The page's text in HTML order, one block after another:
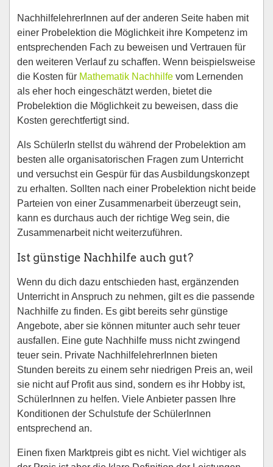
NachhilfelehrerInnen auf der anderen Seite haben mit
einer Probelektion die Möglichkeit ihre Kompetenz im
entsprechenden Fach zu beweisen und Vertrauen für
den weiteren Verlauf zu schaffen. Wenn beispielsweise
die Kosten für Mathematik Nachhilfe vom Lernenden
als eher hoch eingeschätzt werden, bietet die
Probelektion die Möglichkeit zu beweisen, dass die
Kosten gerechtfertigt sind.
Als SchülerIn stellst du während der Probelektion am
besten alle organisatorischen Fragen zum Unterricht
und versuchst ein Gespür für das Ausbildungskonzept
zu erhalten. Sollten nach einer Probelektion nicht beide
Parteien von einer Zusammenarbeit überzeugt sein,
kann es durchaus auch der richtige Weg sein, die
Zusammenarbeit nicht weiterzuführen.
Ist günstige Nachhilfe auch gut?
Wenn du dich dazu entschieden hast, ergänzenden
Unterricht in Anspruch zu nehmen, gilt es die passende
Nachhilfe zu finden. Es gibt bereits sehr günstige
Angebote, aber sie können mitunter auch sehr teuer
ausfallen. Eine gute Nachhilfe muss nicht zwingend
teuer sein. Private NachhilfelehrerInnen bieten
Stunden bereits zu einem sehr niedrigen Preis an, weil
sie nicht auf Profit aus sind, sondern es ihr Hobby ist,
SchülerInnen zu helfen. Viele Anbieter passen Ihre
Konditionen der Schulstufe der SchülerInnen
entsprechend an.
Einen fixen Marktpreis gibt es nicht. Viel wichtiger als